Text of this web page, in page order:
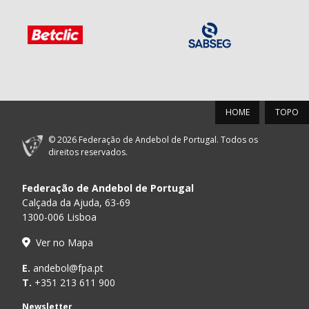
TOPO
HOME
© 2026 Federação de Andebol de Portugal. Todos os
direitos reservados.
Federação de Andebol de Portugal
Calçada da Ajuda, 63-69
1300-006 Lisboa
Ver no Mapa
E. andebol@fpa.pt
T. +351 213 611 900
Newsletter